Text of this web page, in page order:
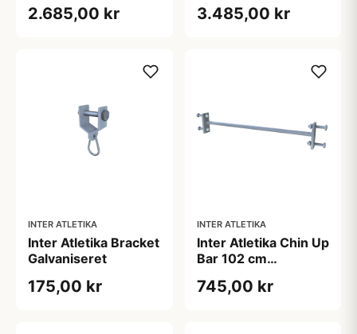
stolpe 80 x 80 mm
2.685,00 kr
outdoor
3.485,00 kr
INTER ATLETIKA
Inter Atletika Bracket
Galvaniseret
175,00 kr
INTER ATLETIKA
Inter Atletika Chin Up
Bar 102 cm
745,00 kr